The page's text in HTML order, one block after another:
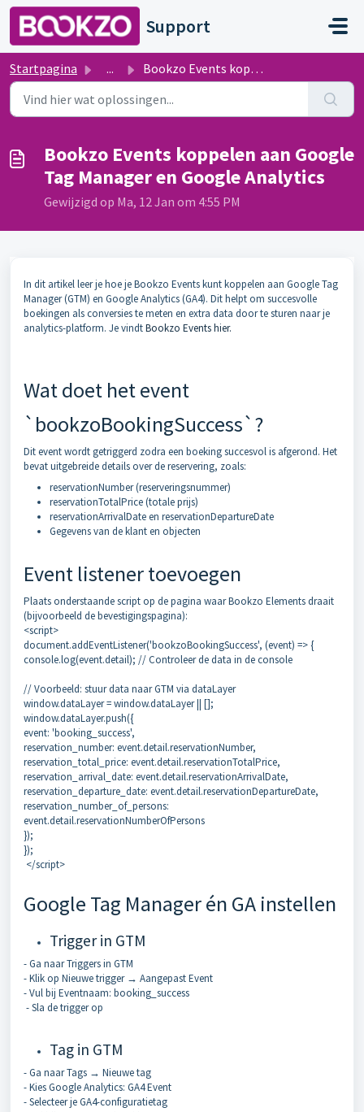
Doorgaan naar hoofdinhoud
Support
Startpagina ... Bookzo Events koppelen aan Google Tag Manager en Google A...
Bookzo Events koppelen aan Google
Tag Manager en Google Analytics
Gewijzigd op Ma, 12 Jan om 4:55 PM
In dit artikel leer je hoe je Bookzo Events kunt koppelen aan Google Tag
Manager (GTM) en Google Analytics (GA4). Dit helpt om succesvolle
boekingen als conversies te meten en extra data door te sturen naar je
analytics-platform. Je vindtBookzo Events hier.
Wat doet het event
`bookzoBookingSuccess`?
Dit event wordt getriggerd zodra een boeking succesvol is afgerond. Het
bevat uitgebreide details over de reservering, zoals:
reservationNumber (reserveringsnummer)
reservationTotalPrice (totale prijs)
reservationArrivalDate en reservationDepartureDate
Gegevens van de klant en objecten
Event listener toevoegen
Plaats onderstaande script op de pagina waar Bookzo Elements draait
(bijvoorbeeld de bevestigingspagina):
<script>
document.addEventListener('bookzoBookingSuccess', (event) => {
console.log(event.detail); // Controleer de data in de console
// Voorbeeld: stuur data naar GTM via dataLayer
window.dataLayer = window.dataLayer || [];
window.dataLayer.push({
event: 'booking_success',
reservation_number: event.detail.reservationNumber,
reservation_total_price: event.detail.reservationTotalPrice,
reservation_arrival_date: event.detail.reservationArrivalDate,
reservation_departure_date: event.detail.reservationDepartureDate,
reservation_number_of_persons:
event.detail.reservationNumberOfPersons
});
});
</script>
Google Tag Manager én GA instellen
Trigger in GTM
- Ga naar Triggers in GTM
- Klik op Nieuwe trigger → Aangepast Event
- Vul bij Eventnaam: booking_success
- Sla de trigger op
Tag in GTM
- Ga naar Tags → Nieuwe tag
- Kies Google Analytics: GA4 Event
- Selecteer je GA4-configuratietag